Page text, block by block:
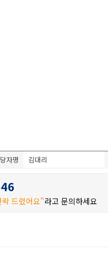
자명 김대리
드렸어요"라고 문의하세요